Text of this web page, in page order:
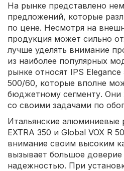
На рынке представлено
предложений, которые
по цене. Несмотря на
продукция может сильно
лучше уделять внимание
из наиболее популярных
рынке относят IPS
500/60, которые вполне
бюджетному сегменту. Они
со своими задачами по
Итальянские алюминиевые
EXTRA 350 и Global VOX R
внимание своим высоким
вызывает большое доверие
надежностью. При